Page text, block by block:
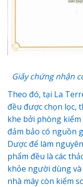
Giấy chứng nhận
Theo đó, tại La
đều được chọn lọc,
khe bởi phòng kiểm
đảm bảo có nguồn
Dược để làm
phẩm đều là các
khỏe người dùng
nhà máy còn kiểm